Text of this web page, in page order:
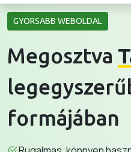
GYORSABB WEBOLDAL
Megosztva
formájában